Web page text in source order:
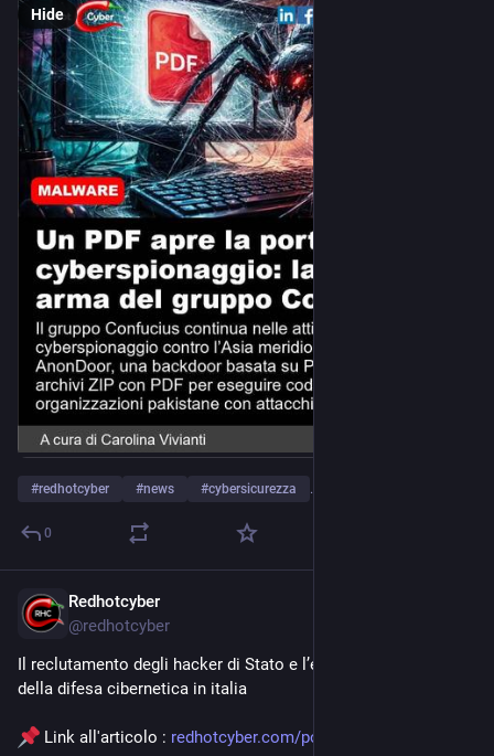
Hide
#redhotcyber #news #cybersicurezza …and 9 more
0
Redhotcyber
@redhotcyber
Il reclutamento degli hacker di Stato e l’evoluzione normativa
della difesa cibernetica in italia
Link all'articolo : redhotcyber.com/post/il-reclut